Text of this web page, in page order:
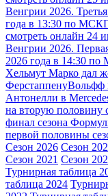
Венгрии 2026.
года в 13:30 по МСК
смотреть онлайн 24
Венгрии 2026.
2026 года в 14:30
Хельмут Марко дал
ФерстаппенуВольфф
Антонелли в
на вторую половину
финал сезона
первой половины
Сезон 2026 Сезон
Сезон 2021 Сезон
Турнирная таблица
таблица 2024